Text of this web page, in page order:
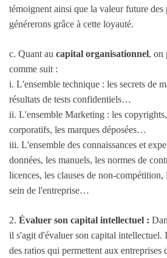
témoignent ainsi que la valeur future des
générerons grâce à cette loyauté.
c. Quant au capital organisationnel, on
comme suit :
i. L'ensemble technique : les secrets de
résultats de tests confidentiels…
ii. L'ensemble Marketing : les
corporatifs, les marques déposées…
iii. L'ensemble des connaissances et
données, les manuels, les normes de
licences, les clauses de non-
sein de l'entreprise…
2. Évaluer son capital intellectuel :
il s'agit d'évaluer son capital intellectuel.
des ratios qui permettent aux entreprises